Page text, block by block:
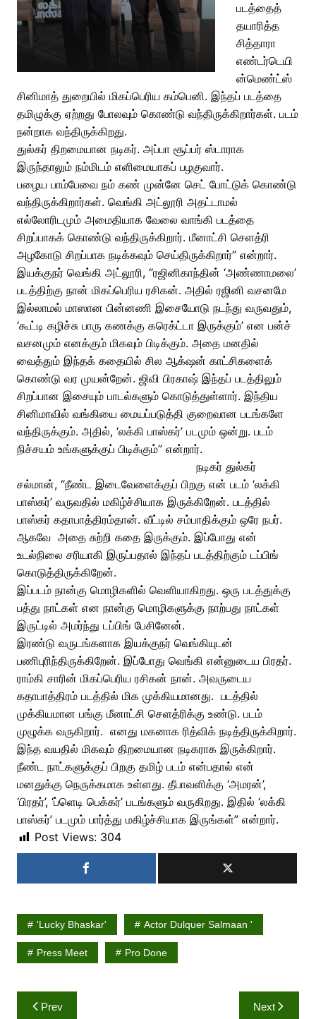
படத்தைத்
தயாரித்த
சித்தாரா
எண்டர்டெயி
ன்மெண்ட்ஸ்
சினிமாத் துறையில் மிகப்பெரிய கம்பெனி. இந்தப் படத்தை
தமிழுக்கு ஏற்றது போலவும் கொண்டு வந்திருக்கிறார்கள். படம்
நன்றாக வந்திருக்கிறது.
துல்கர் திறமையான நடிகர். அப்பா சூப்பர் ஸ்டாராக
இருந்தாலும் நம்மிடம் எளிமையாகப் பழகுவார்.
பழைய பாம்பேவை நம் கண் முன்னே செட் போட்டுக் கொண்டு
வந்திருக்கிறார்கள். வெங்கி அட்லூரி அதட்டாமல்
எல்லோரிடமும் அமைதியாக வேலை வாங்கி படத்தை
சிறப்பாகக் கொண்டு வந்திருக்கிறார். மீனாட்சி செளத்ரி
அழகோடு சிறப்பாக நடிக்கவும் செய்திருக்கிறார்” என்றார்.
இயக்குநர் வெங்கி அட்லூரி, “ரஜினிகாந்தின் ‘அண்ணாமலை’
படத்திற்கு நான் மிகப்பெரிய ரசிகன். அதில் ரஜினி வசனமே
இல்லாமல் மாஸான பின்னணி இசையோடு நடந்து வருவதும்,
‘கூட்டி கழிச்சு பாரு கணக்கு கரெக்ட்டா இருக்கும்’ என பன்ச்
வசனமும் எனக்கும் மிகவும் பிடிக்கும். அதை மனதில்
வைத்தும் இந்தக் கதையில் சில ஆக்‌ஷன் காட்சிகளைக்
கொண்டு வர முயன்றேன். ஜிவி பிரகாஷ் இந்தப் படத்திலும்
சிறப்பான இசையும் பாடல்களும் கொடுத்துள்ளார். இந்திய
சினிமாவில் வங்கியை மையப்படுத்தி குறைவான படங்களே
வந்திருக்கும். அதில், ‘லக்கி பாஸ்கர்’ படமும் ஒன்று. படம்
நிச்சயம் உங்களுக்குப் பிடிக்கும்” என்றார்.
நடிகர் துல்கர்
சல்மான், “நீண்ட இடைவேளைக்குப் பிறகு என் படம் ‘லக்கி
பாஸ்கர்’ வருவதில் மகிழ்ச்சியாக இருக்கிறேன். படத்தில்
பாஸ்கர் கதாபாத்திரம்தான். வீட்டில் சம்பாதிக்கும் ஒரே நபர்.
ஆகவே அதை சுற்றி கதை இருக்கும். இப்போது என்
உடல்நிலை சரியாகி இருப்பதால் இந்தப் படத்திற்கும் டப்பிங்
கொடுத்திருக்கிறேன்.
இப்படம் நான்கு மொழிகளில் வெளியாகிறது. ஒரு படத்துக்கு
பத்து நாட்கள் என நான்கு மொழிகளுக்கு நாற்பது நாட்கள்
இருட்டில் அமர்ந்து டப்பிங் பேசினேன்.
இரண்டு வருடங்களாக இயக்குநர் வெங்கியுடன்
பணிபுரிந்திருக்கிறேன். இப்போது வெங்கி என்னுடைய பிரதர்.
ராம்கி சாரின் மிகப்பெரிய ரசிகன் நான். அவருடைய
கதாபாத்திரம் படத்தில் மிக முக்கியமானது. படத்தில்
முக்கியமான பங்கு மீனாட்சி செளத்ரிக்கு உண்டு. படம்
முழுக்க வருகிறார். எனது மகனாக ரித்விக் நடித்திருக்கிறார்.
இந்த வயதில் மிகவும் திறமையான நடிகராக இருக்கிறார்.
நீண்ட நாட்களுக்குப் பிறகு தமிழ் படம் என்பதால் என்
மனதுக்கு நெருக்கமாக உள்ளது. தீபாவளிக்கு ‘அமரன்’,
‘பிரதர்’, ‘ப்ளெடி பெக்கர்’ படங்களும் வருகிறது. இதில் ‘லக்கி
பாஸ்கர்’ படமும் பார்த்து மகிழ்ச்சியாக இருங்கள்” என்றார்.
Post Views: 304
'Lucky Bhaskar' Actor Dulquer Salmaan '
Press Meet Pro Done
PostPrev Next